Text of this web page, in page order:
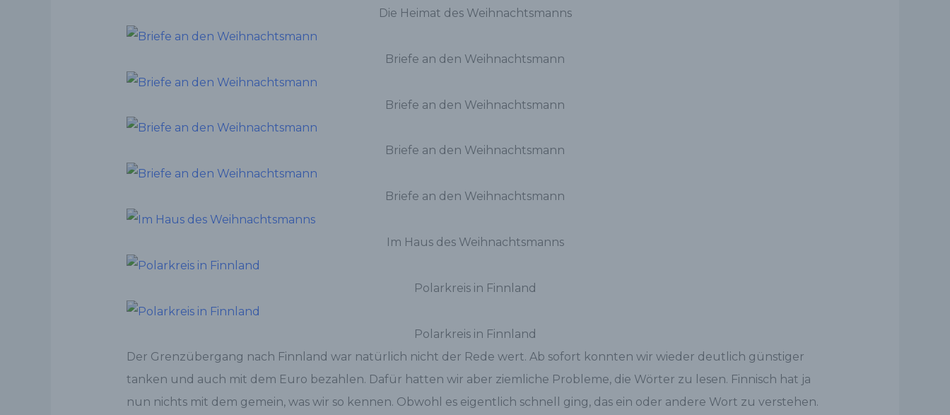
Die Heimat des Weihnachtsmanns
Briefe an den Weihnachtsmann
Briefe an den Weihnachtsmann
Briefe an den Weihnachtsmann
Briefe an den Weihnachtsmann
Im Haus des Weihnachtsmanns
Polarkreis in Finnland
Polarkreis in Finnland
Der Grenzübergang nach Finnland war natürlich nicht der Rede wert. Ab sofort konnten wir wieder deutlich günstiger
tanken und auch mit dem Euro bezahlen. Dafür hatten wir aber ziemliche Probleme, die Wörter zu lesen. Finnisch hat ja
nun nichts mit dem gemein, was wir so kennen. Obwohl es eigentlich schnell ging, das ein oder andere Wort zu verstehen.